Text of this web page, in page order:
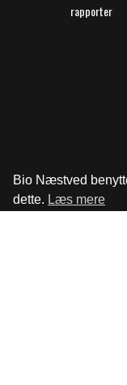
Bio Næstved
dette. Læs mere
rapporter